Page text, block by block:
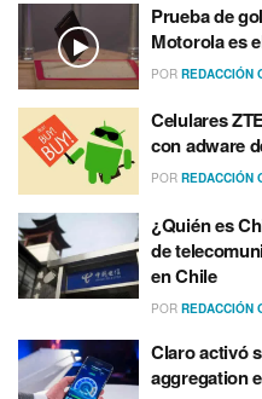
Prueba de
Motorola es
POR REDACCIÓN
Celulares
con adware
POR REDACCIÓN
¿Quién es
de
en Chile
POR REDACCIÓN
Claro activó
aggregation